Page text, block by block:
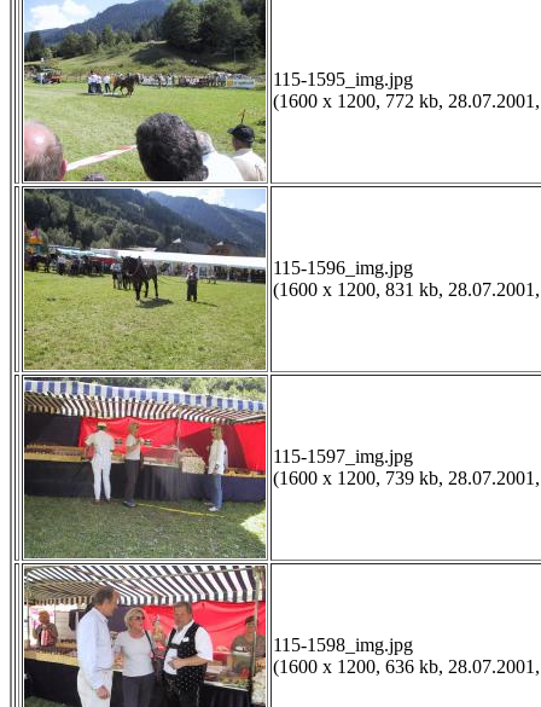
115-1595_img.jpg
(1600 x 1200, 772 kb,
115-1596_img.jpg
(1600 x 1200, 831 kb,
115-1597_img.jpg
(1600 x 1200, 739 kb,
115-1598_img.jpg
(1600 x 1200, 636 kb,